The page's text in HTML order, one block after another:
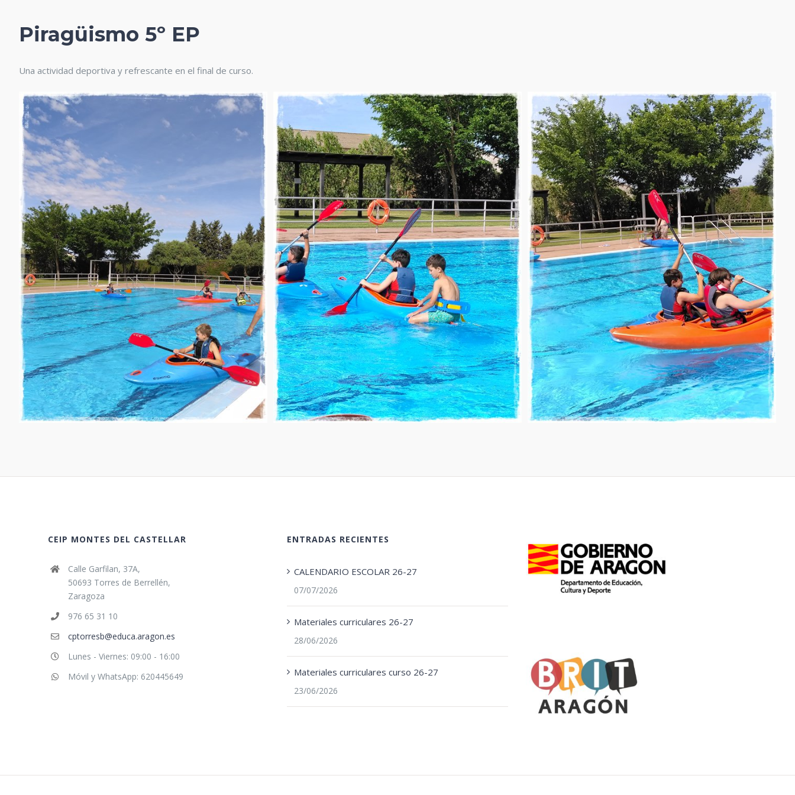
Piragüismo 5º EP
Una actividad deportiva y refrescante en el final de curso.
CEIP MONTES DEL CASTELLAR
Calle Garfilan, 37A,
50693 Torres de Berrellén,
Zaragoza
976 65 31 10
cptorresb@educa.aragon.es
Lunes - Viernes: 09:00 - 16:00
Móvil y WhatsApp: 620445649
ENTRADAS RECIENTES
CALENDARIO ESCOLAR 26-27
07/07/2026
Materiales curriculares 26-27
28/06/2026
Materiales curriculares curso 26-27
23/06/2026